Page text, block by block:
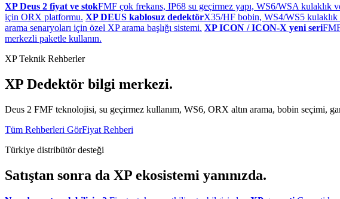
XP Deus 2 fiyat ve stokFMF çok frekans, IP68 su geçirmez yapı, WS6/WSA kulaklık
için ORX platformu. XP DEUS kablosuz dedektörX35/HF bobin, WS4/WS5 kulaklık
arama senaryoları için özel XP arama başlığı sistemi. XP ICON / ICON-X yeni seri
merkezli paketle kullanın.
XP Teknik Rehberler
XP Dedektör bilgi merkezi.
Deus 2 FMF teknolojisi, su geçirmez kullanım, WS6, ORX altın arama, bobin seçimi,
Tüm Rehberleri GörFiyat Rehberi
Türkiye distribütör desteği
Satıştan sonra da XP ekosistemi yanınızda.